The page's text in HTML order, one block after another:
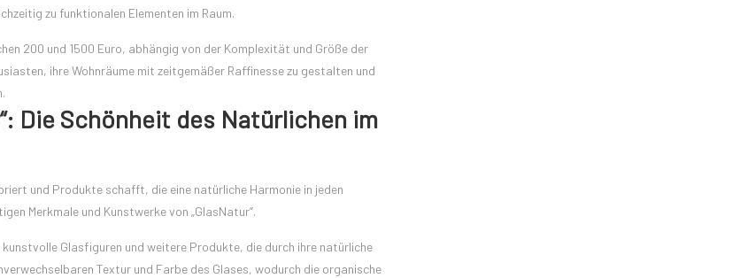
zu funktionalen Elementen im Raum.
200 und 1500 Euro, abhängig von der Komplexität und Größe der
ihre Wohnräume mit zeitgemäßer Raffinesse zu gestalten und
Die Schönheit des Natürlichen im
und Produkte schafft, die eine natürliche Harmonie in jeden
Merkmale und Kunstwerke von „GlasNatur“.
Glasfiguren und weitere Produkte, die durch ihre natürliche
Textur und Farbe des Glases, wodurch die organische